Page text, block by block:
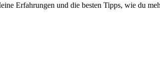
Erfahrungen und die besten Tipps, wie du